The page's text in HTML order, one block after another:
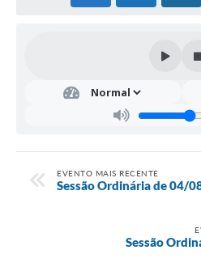
EVENTO MAIS RECENTE
Sessão Ordinária de 04/
Sessão